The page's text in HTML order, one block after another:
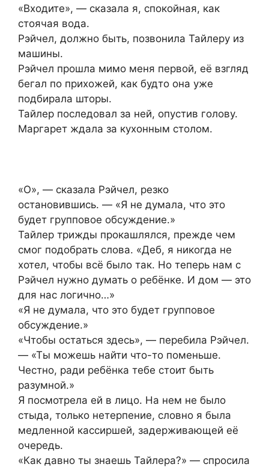
«Входите», — сказала я, спокойная, как
стоячая вода.
Рэйчел, должно быть, позвонила Тайлеру из
машины.
Рэйчел прошла мимо меня первой, её взгляд
бегал по прихожей, как будто она уже
подбирала шторы.
Тайлер последовал за ней, опустив голову.
Маргарет ждала за кухонным столом.
«О», — сказала Рэйчел, резко
остановившись. — «Я не думала, что это
будет групповое обсуждение.»
Тайлер трижды прокашлялся, прежде чем
смог подобрать слова. «Деб, я никогда не
хотел, чтобы всё было так. Но теперь нам с
Рэйчел нужно думать о ребёнке. И дом — это
для нас логично…»
«Я не думала, что это будет групповое
обсуждение.»
«Чтобы остаться здесь», — перебила Рэйчел.
— «Ты можешь найти что-то поменьше.
Честно, ради ребёнка тебе стоит быть
разумной.»
Я посмотрела ей в лицо. На нем не было
стыда, только нетерпение, словно я была
медленной кассиршей, задерживающей её
очередь.
«Как давно ты знаешь Тайлера?» — спросила